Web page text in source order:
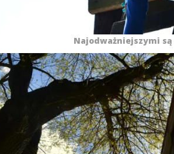
Najodważniejszymi